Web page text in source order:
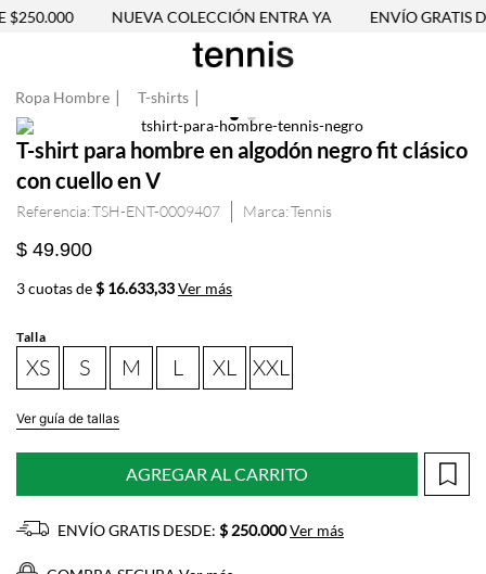
NUEVA COLECCIÓN ENTRA YA ENVÍO GRATIS
Ropa Hombre T-shirts
T-shirt para hombre en algodón negro fit clásico
con cuello en V
Referencia:TSH-ENT-0009407 Tennis
$ 49.900
3 cuotas de$ 16.633,33Ver más
Talla
XS S M L XL XXL
Ver guía de tallas
AGREGAR AL CARRITO
ENVÍO GRATIS DESDE: $ 250.000Ver más